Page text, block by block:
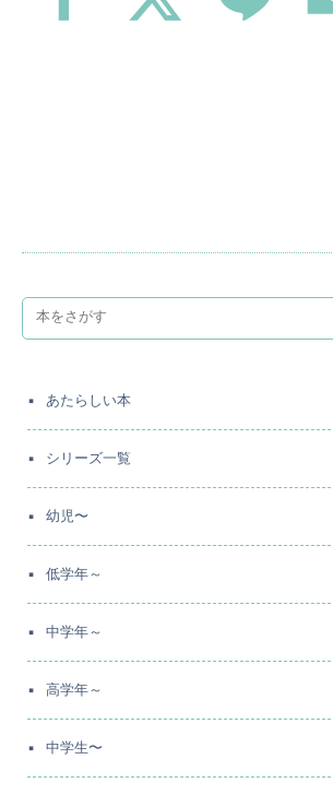
あたらしい本
シリーズ一覧
幼児〜
低学年～
中学年～
高学年～
中学生〜